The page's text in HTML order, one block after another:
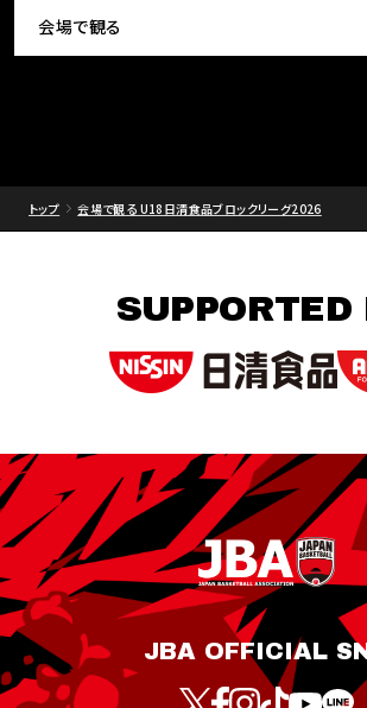
会場で観る
トップ 会場で観る U18日清食品ブロックリーグ2026
SUPPORTED
JBA OFFICIAL